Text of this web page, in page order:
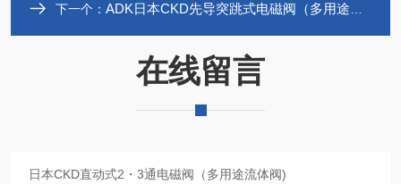
下一个： ADK日本CKD先导突跳式电磁阀（多用途流体阀）
在线留言